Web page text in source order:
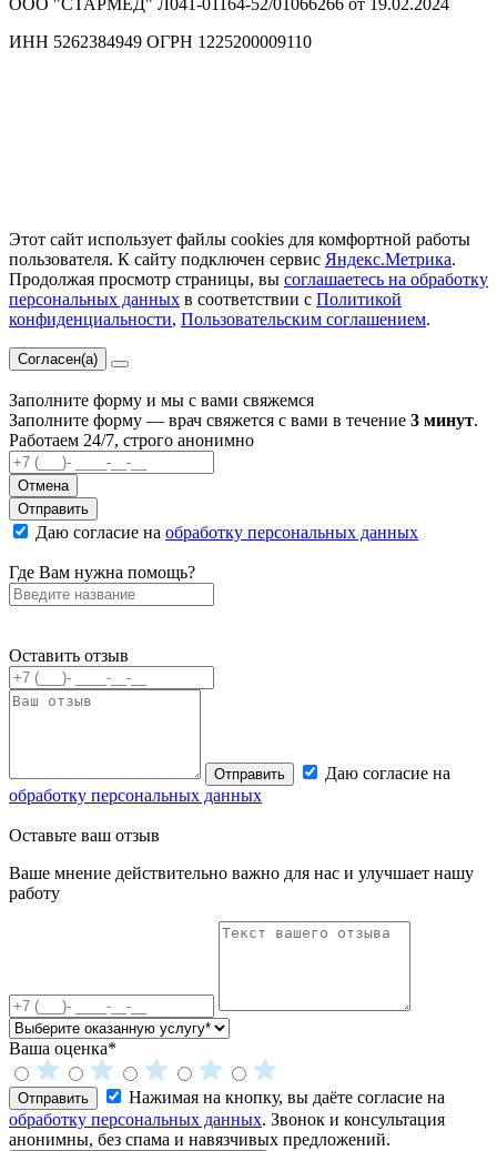
ИНН 5262384949 ОГРН 1225200009110
Этот сайт использует файлы cookies для комфортной работы
пользователя. К сайту подключен сервис Яндекс.Метрика.
Продолжая просмотр страницы, вы соглашаетесь на обработку
персональных данных в соответствии с Политикой
конфиденциальности, Пользовательским соглашением.
Согласен(а)
Заполните форму и мы с вами свяжемся
Заполните форму — врач свяжется с вами в течение 3 минут.
Работаем 24/7, строго анонимно
Отмена
Отправить
Даю согласие на обработку персональных данных
Где Вам нужна помощь?
Оставить отзыв
Отправить
Даю согласие на
обработку персональных данных
Оставьте ваш отзыв
Ваше мнение действительно важно для нас и улучшает нашу
работу
Ваша оценка*
Отправить
Нажимая на кнопку, вы даёте согласие на
обработку персональных данных. Звонок и консультация
анонимны, без спама и навязчивых предложений.